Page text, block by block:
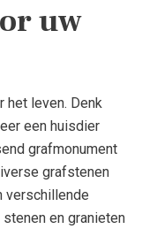
uw
het leven. Denk
een huisdier
grafmonument
grafstenen
verschillende
en granieten